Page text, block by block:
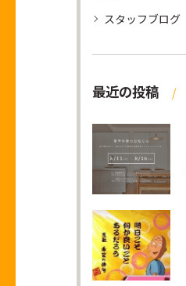
スタッフブログ
最近の投稿